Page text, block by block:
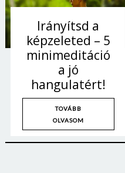
Irányítsd a
képzeleted – 5
minimeditáció
a jó
hangulatért!
TOVÁBB
OLVASOM
Jelszó
Mégse